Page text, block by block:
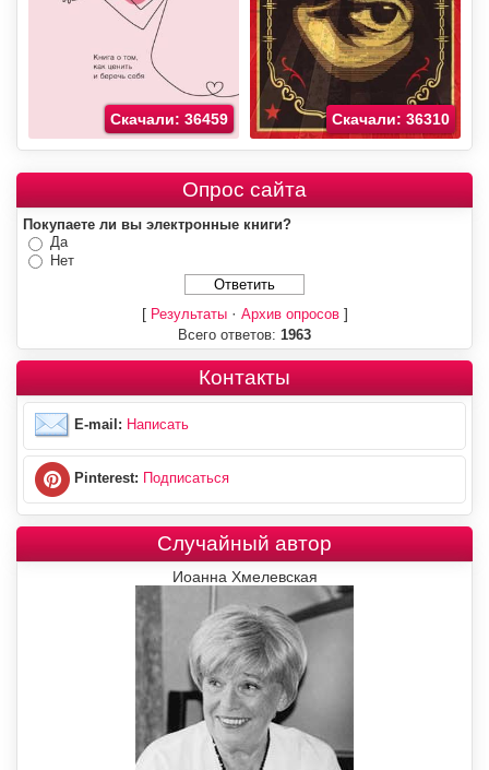
Скачали: 36459 Скачали: 36310
Опрос сайта
Покупаете ли вы электронные книги?
Да
Нет
[ Результаты· Архив опросов]
Всего ответов: 1963
Контакты
E-mail: Написать
Pinterest: Подписаться
Случайный автор
Иоанна Хмелевская